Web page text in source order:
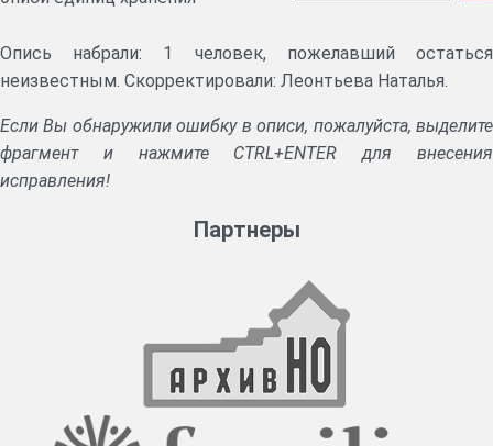
Опись набрали: 1 человек, пожелавший остаться
неизвестным. Скорректировали: Леонтьева Наталья.
Если Вы обнаружили ошибку в описи, пожалуйста, выделите
фрагмент и нажмите CTRL+ENTER для внесения
исправления!
Партнеры